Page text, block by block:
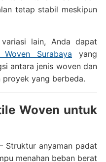
tetap stabil meskipun
lain, Anda dapat
Surabaya yang
antara jenis woven dan
yang berbeda.
Woven untuk
Struktur anyaman padat
menahan beban berat